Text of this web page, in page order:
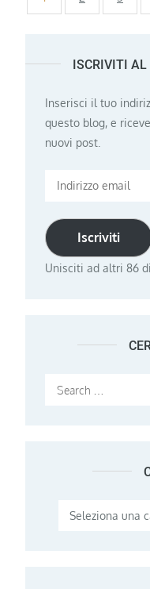
articoli
ISCRIVITI
Inserisci il tuo
questo blog, e
nuovi post.
Indirizzo
Iscriviti
Unisciti ad altri 86
Search
Categorie